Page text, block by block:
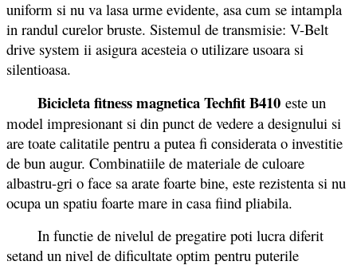
uniform si nu va lasa urme evidente, asa cum se intampla
in randul curelor bruste. Sistemul de transmisie: V-Belt
drive system ii asigura acesteia o utilizare usoara si
silentioasa.
Bicicleta fitness magnetica Techfit B410 este un
model impresionant si din punct de vedere a designului si
are toate calitatile pentru a putea fi considerata o investitie
de bun augur. Combinatiile de materiale de culoare
albastru-gri o face sa arate foarte bine, este rezistenta si nu
ocupa un spatiu foarte mare in casa fiind pliabila.
In functie de nivelul de pregatire poti lucra diferit
setand un nivel de dificultate optim pentru puterile